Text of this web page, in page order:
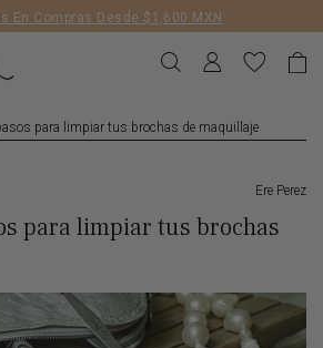
line 172): Could not find asset
En Compras Desde $1,600 MXN
para limpiar tus brochas de maquillaje
Ere Perez
para limpiar tus brochas